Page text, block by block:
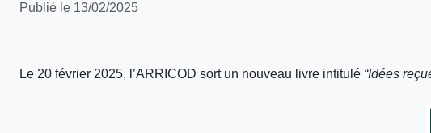
Publié le 13/02/2025
Le 20 février 2025, l’ARRICOD sort un nouveau livre intitulé “Idées